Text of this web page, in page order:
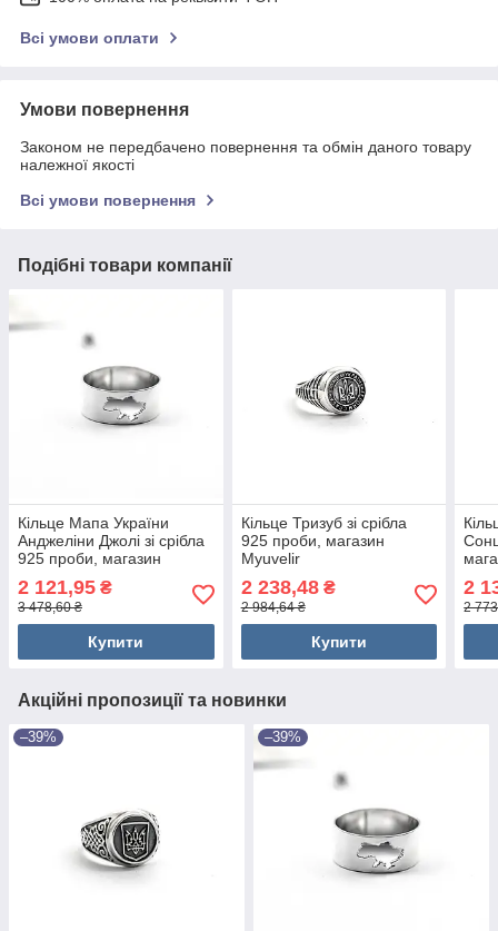
Всі умови оплати
Умови повернення
Законом не передбачено повернення та обмін даного товару
належної якості
Всі умови повернення
Подібні товари компанії
Кільце Мапа України
Анджеліни Джолі зі срібла
925 проби, магазин
2 121,95 ₴
3 478,60 ₴
Купити
Кільце Тризуб зі срібла
925 проби, магазин
Myuvelir
2 238,48₴
2 984,64 ₴
Купити
2
2
Акційні пропозиції та новинки
–39% –39%